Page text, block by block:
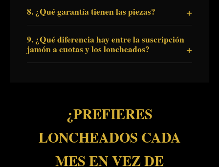
8. ¿Qué garantía tienen las piezas?
9. ¿Qué diferencia hay entre la suscripción
jamón a cuotas y los loncheados?
¿PREFIERES
LONCHEADOS CADA
MES EN VEZ DE